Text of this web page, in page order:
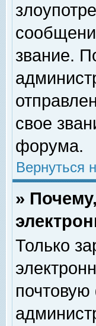
звание.
свое
форума.
Вернуться
»
Только